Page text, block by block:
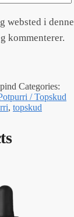
websted i denne
kommenterer.
Categories:
/ Topskud
, topskud